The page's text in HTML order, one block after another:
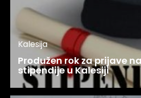
Kalesija
Produžen rok za prijave
stipendije u Kalesiji